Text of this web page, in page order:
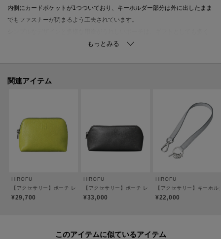
内側にカードポケットが1つついており、キーホルダー部分は外に出したまま
でもファスナーが閉まるよう工夫されています。
●キーリング付き
【素材】
＜ソフトバケッタ＞
HIROFUならではのオリジナルカラーを纏わせ、その特別感と深みを際立たせ
ています。
傷が比較的目立ちにくく、使うほどに柔らかさが増していく革本来の弾力を
関連アイテム
HIROFU
【アクセサリー】ポーチ レザー 本革（商品番号：P25-50506）
¥29,700
HIROFU
【アクセサリー】ポーチ レザー 本革（商品番号：P25-
¥33,000
HIROFU
【アクセサリー】キーホ
¥22,000
このアイテムに似ているアイテム